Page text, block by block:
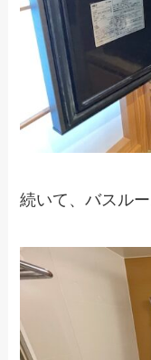
続いて、バスル